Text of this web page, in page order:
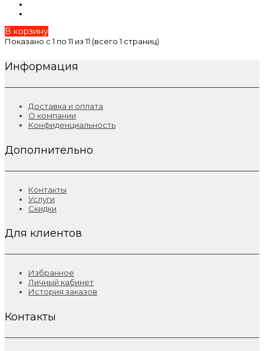
В корзину
Показано с 1 по 11 из 11 (всего 1 страниц)
Информация
Доставка и оплата
О компании
Конфиденциальность
Дополнительно
Контакты
Услуги
Скидки
Для клиентов
Избранное
Личный кабинет
История заказов
Контакты